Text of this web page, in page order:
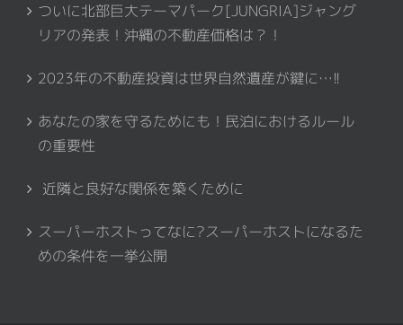
ついに北部巨大テーマパーク[JUNGRIA]ジャング
リアの発表！沖縄の不動産価格は？！
2023年の不動産投資は世界自然遺産が鍵に…!!
あなたの家を守るためにも！民泊におけるルール
の重要性
近隣と良好な関係を築くために
スーパーホストってなに?スーパーホストになるた
めの条件を一挙公開